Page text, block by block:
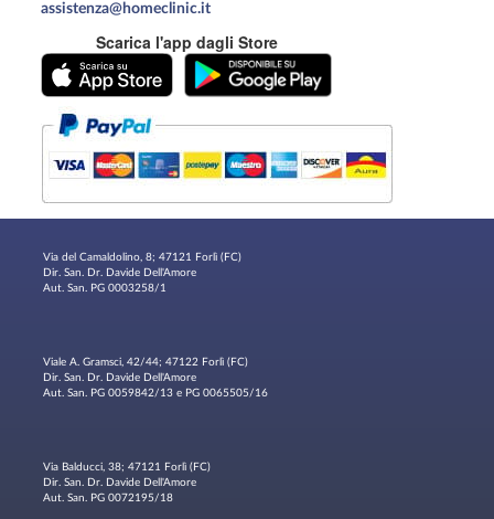
assistenza@homeclinic.it
Scarica l'app dagli Store
Via del Camaldolino, 8; 47121 Forlì (FC)
Dir. San. Dr. Davide Dell'Amore
Aut. San. PG 0003258/1
Viale A. Gramsci, 42/44; 47122 Forlì (FC)
Dir. San. Dr. Davide Dell'Amore
Aut. San. PG 0059842/13 e PG 0065505/16
Via Balducci, 38; 47121 Forlì (FC)
Dir. San. Dr. Davide Dell'Amore
Aut. San. PG 0072195/18